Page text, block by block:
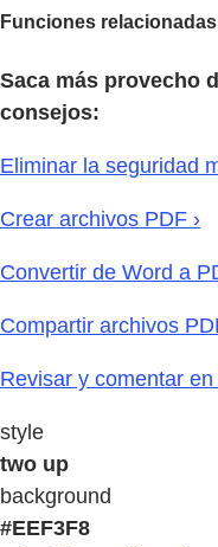
Funciones relacionadas
Saca más provecho
consejos:
Eliminar la seguridad
Crear archivos PDF ›
Convertir de Word a
Compartir archivos
Revisar y comentar en
style
two up
background
#EEF3F8